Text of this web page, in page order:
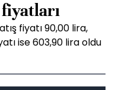
fiyatları
fiyatı 90,00 lira,
ise 603,90 lira oldu